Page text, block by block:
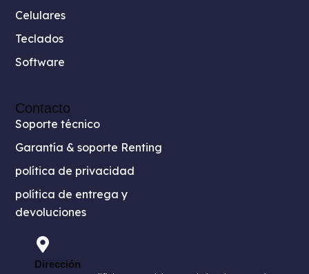
Celulares
Teclados
Software
Contacto
Soporte técnico
Garantía & soporte Renting
política de privacidad
política de entrega y
devoluciones
Dirección